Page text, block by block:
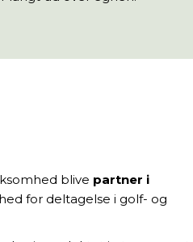
blive partner i
for deltagelse i golf- og